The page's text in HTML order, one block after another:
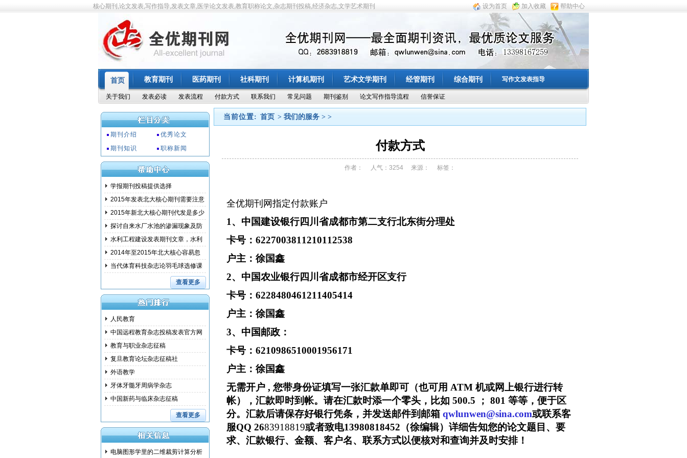
核心期刊,论文发表,写作指导,发表文章,医学论文发表,教育职称论文,杂志期刊投稿,经济杂志,文学艺术期刊 设为首页 加入收藏 帮助中心
首页 教育期刊 医药期刊 社科期刊 计算机期刊 艺术文学期刊 经管期刊 综合期刊 写作文发表指导
关于我们 发表必读 发表流程 付款方式 联系我们 常见问题 期刊鉴别 论文写作指导流程 信誉保证
当前位置: 首页 > 我们的服务 > >
付款方式
作者： 人气：3254 来源： 标签：
全优期刊网指定付款账户
1、中国建设银行四川省成都市第二支行北东街分理处
卡号：6227003811210112538
户主：徐国鑫
2、中国农业银行四川省成都市经开区支行
卡号：6228480461211405414
户主：徐国鑫
3、中国邮政：
卡号：6210986510001956171
户主：徐国鑫
无需开户 , 您带身份证填写一张汇款单即可（也可用 ATM 机或网上银行进行转
帐），汇款即时到帐。请在汇款时添一个零头，比如 500.5 ； 801 等等，便于区
分。汇款后请保存好银行凭条， 并发送邮件到邮箱 qwlunwen@sina.com或联系客
服QQ 2683918819或者致电13980818452 （徐编辑）详细告知您的论文题目、要
求、汇款银行、金额、客户名、联系方式以便核对和查询并及时安排！
期刊介绍
优秀论文
期刊知识
职称新闻
学报期刊投稿提供选择
2015年发表北大核心期刊需要注意
事项2015年新北大核心期刊代发是多少
钱?探讨自来水厂水池的渗漏现象及防
范措水利工程建设发表期刊文章，水利
建设2014年至2015年北大核心容易忽
略的问
当代体育科技杂志论羽毛球选修课
查看更多
人民教育
中国远程教育杂志投稿发表官方网
教育与职业杂志征稿
复旦教育论坛杂志征稿社
外语教学
牙体牙髓牙周病学杂志
中国新药与临床杂志征稿
查看更多
电脑图形学里的二维裁剪计算分析